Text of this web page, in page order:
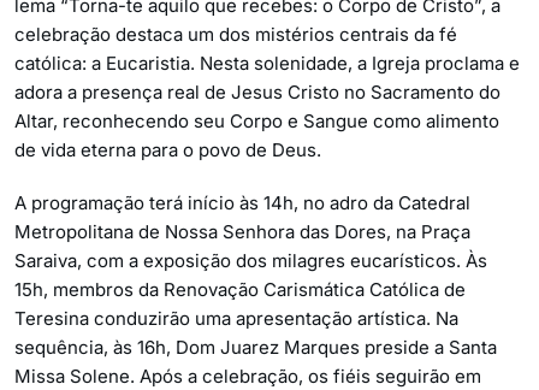
lema “Torna-te aquilo que recebes: o Corpo de Cristo”, a
celebração destaca um dos mistérios centrais da fé
católica: a Eucaristia. Nesta solenidade, a Igreja proclama e
adora a presença real de Jesus Cristo no Sacramento do
Altar, reconhecendo seu Corpo e Sangue como alimento
de vida eterna para o povo de Deus.
A programação terá início às 14h, no adro da Catedral
Metropolitana de Nossa Senhora das Dores, na Praça
Saraiva, com a exposição dos milagres eucarísticos. Às
15h, membros da Renovação Carismática Católica de
Teresina conduzirão uma apresentação artística. Na
sequência, às 16h, Dom Juarez Marques preside a Santa
Missa Solene. Após a celebração, os fiéis seguirão em